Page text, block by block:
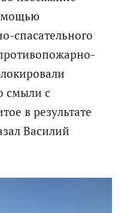
спасательного
смыли с
в результате
Василий